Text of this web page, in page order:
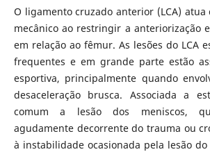
O ligamento cruzado anterior (LCA)
mecânico ao restringir a anteriorização
em relação ao fêmur. As lesões do LCA
frequentes e em grande parte estão
esportiva, principalmente quando
desaceleração brusca. Associada a
comum a lesão dos meniscos,
agudamente decorrente do trauma ou
à instabilidade ocasionada pela lesão do